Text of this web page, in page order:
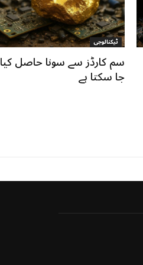
ٹیکنالوجی
سم کارڈز سے سونا حاصل کیا
جا سکتا ہے